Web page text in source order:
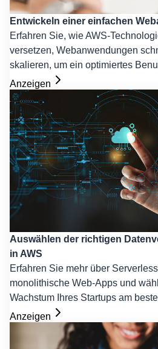
Entwickeln einer einfachen
Erfahren Sie, wie AWS-
versetzen, Webanwendungen
skalieren, um ein optimiertes
Anzeigen
Auswählen der richtigen
in AWS
Erfahren Sie mehr über
monolithische Web-Apps und
Wachstum Ihres Startups am
Anzeigen